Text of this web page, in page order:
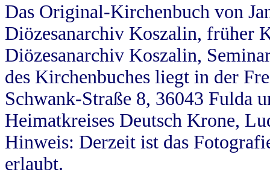
Das Original-Kirchenbuch von
Diözesanarchiv Koszalin, früher
Diözesanarchiv Koszalin,
des Kirchenbuches liegt in der
Schwank-Straße 8, 36043 Fulda
Heimatkreises Deutsch Krone,
Hinweis: Derzeit ist das
erlaubt.